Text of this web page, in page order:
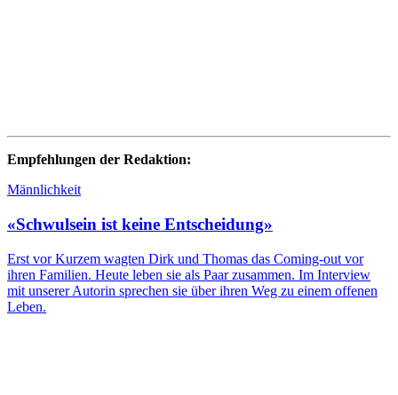
Empfehlungen der Redaktion:
Männlichkeit
«Schwulsein ist keine Entscheidung»
Erst vor Kurzem wagten Dirk und Thomas das Coming-out vor
ihren Familien. Heute leben sie als Paar zusammen. Im Interview
mit unserer Autorin sprechen sie über ihren Weg zu einem offenen
Leben.